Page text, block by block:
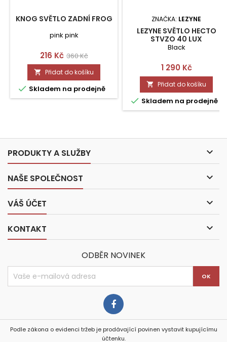
KNOG SVĚTLO ZADNÍ FROG
pink pink
Cena
216 Kč Běžná
cena
360 Kč
 Přidat do košíku
 Skladem na prodejně
ZNAČKA: LEZYNE
LEZYNE SVĚTLO HECTO
STVZO 40 LUX
Black
Cena
1 290 Kč
 Přidat do košíku
 Skladem na prodejně
PRODUKTY A SLUŽBY 
NAŠE SPOLEČNOST 
VÁŠ ÚČET 
KONTAKT 
ODBĚR NOVINEK
Podle zákona o evidenci tržeb je prodávající povinen vystavit kupujícímu
účtenku.